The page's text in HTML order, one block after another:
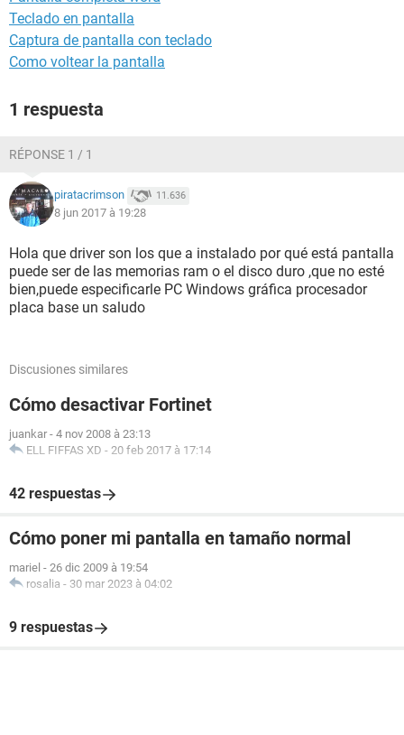
Teclado en pantalla
Captura de pantalla con teclado
Como voltear la pantalla
1 respuesta
RÉPONSE 1 / 1
piratacrimson 11.636
8 jun 2017 à 19:28
Hola que driver son los que a instalado por qué está pantalla
puede ser de las memorias ram o el disco duro ,que no esté
bien,puede especificarle PC Windows gráfica procesador
placa base un saludo
Discusiones similares
Cómo desactivar Fortinet
juankar - 4 nov 2008 à 23:13
ELL FIFFAS XD - 20 feb 2017 à 17:14
42 respuestas
Cómo poner mi pantalla en tamaño normal
mariel - 26 dic 2009 à 19:54
rosalia - 30 mar 2023 à 04:02
9 respuestas